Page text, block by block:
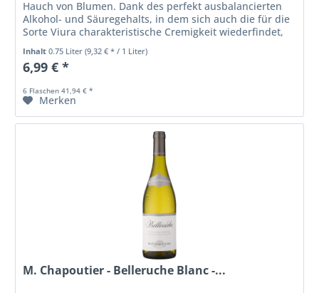
Hauch von Blumen. Dank des perfekt ausbalancierten
Alkohol- und Säuregehalts, in dem sich auch die für die
Sorte Viura charakteristische Cremigkeit wiederfindet,
hat er einen langen...
Inhalt0.75 Liter(9,32 € * / 1 Liter)
6,99 € *
6 Flaschen 41,94 € *
Merken
M. Chapoutier - Belleruche Blanc -...